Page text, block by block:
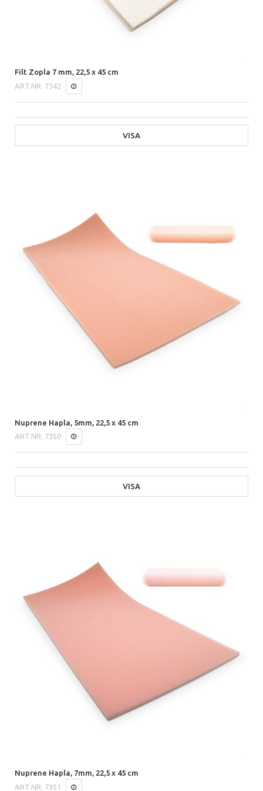
Filt Zopla 7 mm, 22,5 x 45 cm
ART.NR. 7342
VISA
Nuprene Hapla, 5mm, 22,5 x 45 cm
ART.NR. 7350
VISA
Nuprene Hapla, 7mm, 22,5 x 45 cm
ART.NR. 7351